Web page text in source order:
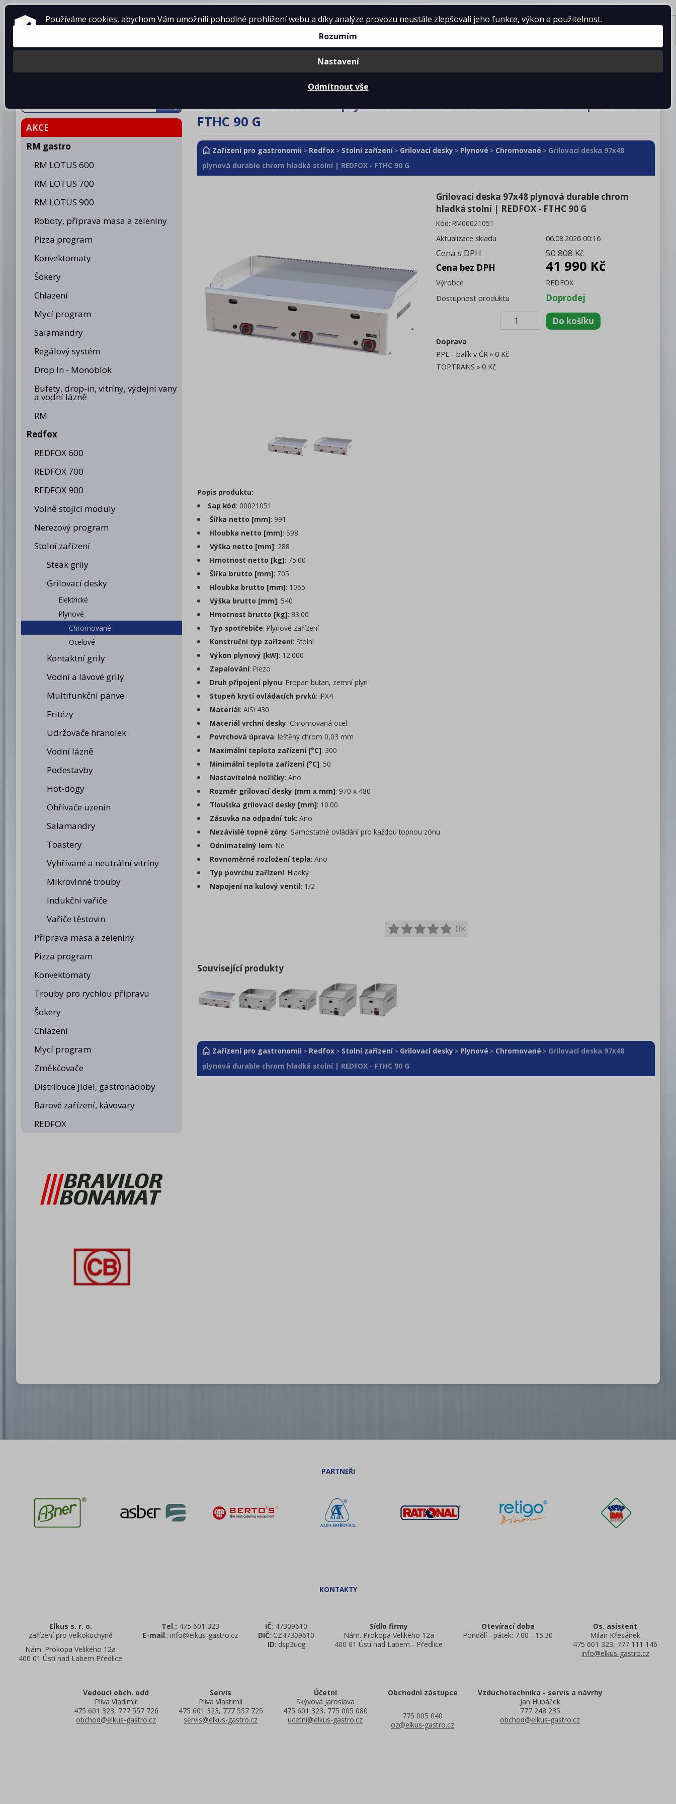
ZAŘÍZENÍ PRO GASTRONOMII
Produkty O firmě Projekty kuchyní Reference Ke stažení Kontakty
AKCE
RM gastro
RM LOTUS 600
RM LOTUS 700
RM LOTUS 900
Roboty, příprava masa a zeleniny
Pizza program
Konvektomaty
Šokery
Chlazení
Mycí program
Salamandry
Regálový systém
Drop In - Monoblok
Bufety, drop-in, vitríny, výdejní vany
a vodní lázně
RM
Redfox
REDFOX 600
REDFOX 700
REDFOX 900
Volně stojící moduly
Nerezový program
Stolní zařízení
Steak grily
Grilovací desky
Elektrické
Plynové
Chromované
Ocelové
Kontaktní grily
Vodní a lávové grily
Multifunkční pánve
Fritézy
Udržovače hranolek
Vodní lázně
Podestavby
Hot-dogy
Ohřívače uzenin
Salamandry
Toastery
Vyhřívané a neutrální vitríny
Mikrovlnné trouby
Indukční vařiče
Vařiče těstovin
Příprava masa a zeleniny
Pizza program
Konvektomaty
Trouby pro rychlou přípravu
Šokery
Chlazení
Mycí program
Změkčovače
Distribuce jídel, gastronádoby
Barové zařízení, kávovary
REDFOX
Grilovací deska 97x48 plynová durable chrom hladká stolní | REDFOX -
FTHC 90 G
Zařízení pro gastronomii > Redfox > Stolní zařízení> Grilovací desky > Plynové > Chromované > Grilovací deska 97x48
plynová durable chrom hladká stolní | REDFOX - FTHC 90 G
Grilovací deska 97x48 plynová durable chrom
hladká stolní | REDFOX - FTHC 90 G
Kód: RM00021051
Aktualizace skladu
06.08.2026 00:16
Cena s DPH
50 808 Kč
Cena bez DPH
41 990 Kč
Výrobce
REDFOX
Dostupnost produktu
Doprodej
Doprava
PPL - balík v ČR
0 Kč
TOPTRANS
0 Kč
Popis produktu:
Sap kód: 00021051
Šířka netto [mm]: 991
Hloubka netto [mm]: 598
Výška netto [mm]: 288
Hmotnost netto [kg]: 75.00
Šířka brutto [mm]: 705
Hloubka brutto [mm]: 1055
Výška brutto [mm]: 540
Hmotnost brutto [kg]: 83.00
Typ spotřebiče: Plynové zařízení
Konstruční typ zařízení: Stolní
Výkon plynový [kW]: 12.000
Zapalování: Piezo
Druh připojení plynu: Propan butan, zemní plyn
Stupeň krytí ovládacích prvků: IPX4
Materiál: AISI 430
Materiál vrchní desky: Chromovaná ocel
Povrchová úprava: leštěný chrom 0,03 mm
Maximální teplota zařízení [°C]: 300
Minimální teplota zařízení [°C]: 50
Nastavitelné nožičky: Ano
Rozměr grilovací desky [mm x mm]: 970 x 480
Tloušťka grilovací desky [mm]: 10.00
Zásuvka na odpadní tuk: Ano
Nezávislé topné zóny: Samostatné ovládání pro každou topnou zónu
Odnímatelný lem: Ne
Rovnoměrné rozložení tepla: Ano
Typ povrchu zařízení: Hladký
Napojení na kulový ventil: 1/2
0×
Související produkty
Zařízení pro gastronomii > Redfox > Stolní zařízení> Grilovací desky > Plynové > Chromované > Grilovací deska 97x48
plynová durable chrom hladká stolní | REDFOX - FTHC 90 G
Elkus s. r. o.
zařízení pro velkokuchyně
Nám. Prokopa Velikého 12a
400 01 Ústí nad Labem Předlice
Tel.: 475 601 323
E-mail.: info@elkus-gastro.cz
IČ: 47309610
DIČ: CZ47309610
ID: dsp3ucg
Sídlo firmy
Nám. Prokopa Velikého 12a
400 01 Ústí nad Labem - Předlice
Otevírací doba
Pondělí - pátek: 7.00 - 15.30
Os. asistent
Milan Křesánek
475 601 323, 777 111 146
info@elkus-gastro.cz
Vedoucí obch. odd
Plíva Vladimír
475 601 323, 777 557 726
obchod@elkus-gastro.cz
Servis
Plíva Vlastimil
475 601 323, 777 557 725
servis@elkus-gastro.cz
Účetní
Skývová Jaroslava
475 601 323, 775 005 080
ucetni@elkus-gastro.cz
Obchodní zástupce
775 005 040
oz@elkus-gastro.cz
Vzduchotechnika - servis a návrhy
Jan Hubáček
777 248 235
obchod@elkus-gastro.cz
Používáme cookies, abychom Vám umožnili pohodlné prohlížení webu a díky analýze provozu neustále zlepšovali jeho funkce, výkon a použitelnost.
Rozumím
Nastavení
Odmítnout vše